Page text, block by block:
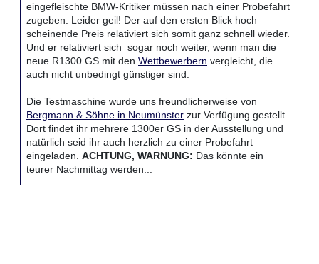
eingefleischte BMW-Kritiker müssen nach einer Probefahrt
zugeben: Leider geil! Der auf den ersten Blick hoch
scheinende Preis relativiert sich somit ganz schnell wieder.
Und er relativiert sich sogar noch weiter, wenn man die
neue R1300 GS mit den Wettbewerbern vergleicht, die
auch nicht unbedingt günstiger sind.
Die Testmaschine wurde uns freundlicherweise von
Bergmann & Söhne in Neumünster zur Verfügung gestellt.
Dort findet ihr mehrere 1300er GS in der Ausstellung und
natürlich seid ihr auch herzlich zu einer Probefahrt
eingeladen. ACHTUNG, WARNUNG: Das könnte ein
teurer Nachmittag werden...